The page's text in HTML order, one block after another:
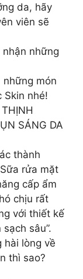
da, hãy
viên sẽ
những
món
Skin nhé!
SÁNG DA
thành
rửa mặt
cấp ẩm
chịu rất
với thiết kế
sâu”.
hài lòng về
thì sao?